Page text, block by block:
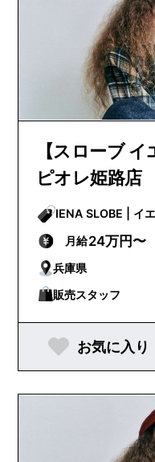
【スローブ
ピオレ姫路店
IENA
月給24万円〜
兵庫県
販売スタッフ
お気に入り